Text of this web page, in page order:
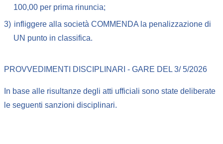
100,00 per prima rinuncia;
3) infliggere alla società COMMENDA la penalizzazione di
UN punto in classifica.
PROVVEDIMENTI DISCIPLINARI - GARE DEL 3/ 5/2026
In base alle risultanze degli atti ufficiali sono state deliberate
le seguenti sanzioni disciplinari.